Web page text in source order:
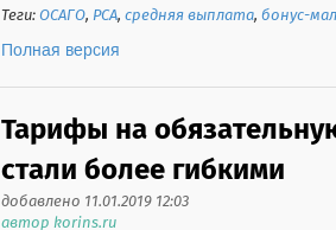
Теги:ОСАГО, РСА,средняя выплата,бонус-
Полная версия
Тарифы на
стали более гибкими
добавлено 11.01.2019 12:03
автор korins.ru